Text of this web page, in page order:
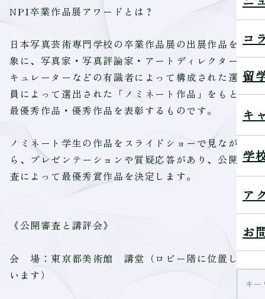
コ
留
キ
学
ア
お
NPI卒業作品展アワードとは？
日本写真芸術専門学校の卒業作品展の出展作品を対
象に、写真家・写真評論家・アートディレクター、
キュレーターなどの有識者によって構成された選考
員によって選出された「ノミネート作品」をもとに
最優秀作品・優秀作品を表彰するものです。
ノミネート学生の作品をスライドショーで見なが
ら、プレゼンテーションや質疑応答があり、公開審
査によって最優秀賞作品を決定します。
《公開審査と講評会》
会 場：東京都美術館 講堂（ロビー階に位置して
います）